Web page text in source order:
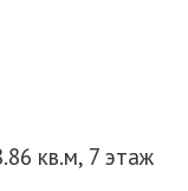
кв.м, 7 этаж